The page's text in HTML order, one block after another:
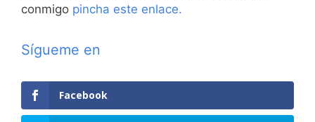
conmigo pincha este enlace.
Sígueme en
Facebook